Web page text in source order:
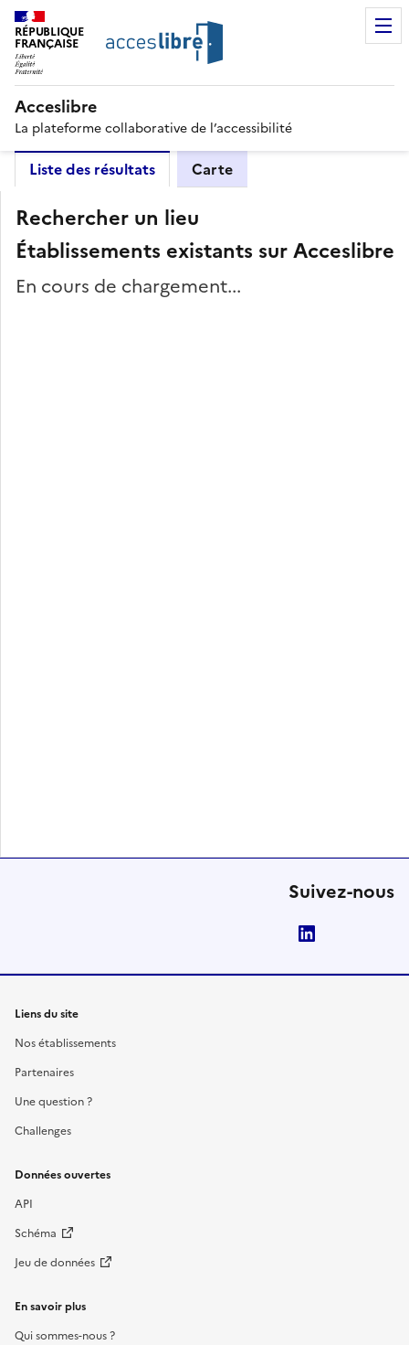
RÉPUBLIQUE
FRANÇAISE
Acceslibre
La plateforme collaborative de l’accessibilité
Liste des résultats Carte
Rechercher un lieu
Établissements existants sur Acceslibre
En cours de chargement...
Suivez-nous
Liens du site
Nos établissements
Partenaires
Une question ?
Challenges
Données ouvertes
API
Schéma
Jeu de données
En savoir plus
Qui sommes-nous ?